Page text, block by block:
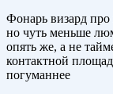
Фонарь визард
но чуть меньше
опять же, а не
контактной
погуманнее